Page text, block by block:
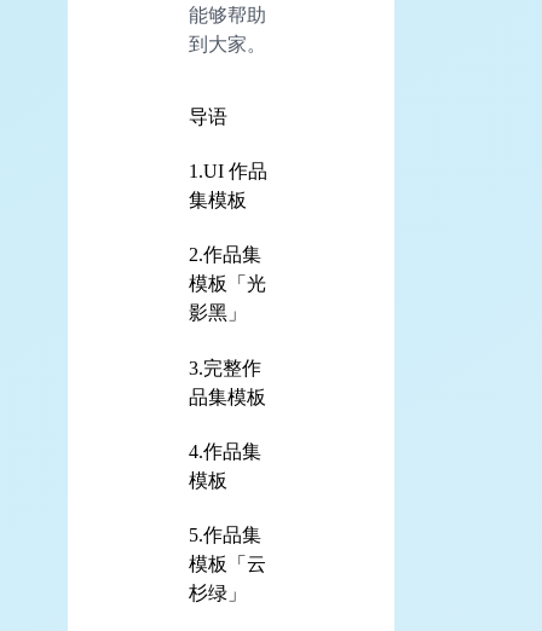
能够帮助
到大家。
导语
1.UI 作品
集模板
2.作品集
模板「光
影黑」
3.完整作
品集模板
4.作品集
模板
5.作品集
模板「云
杉绿」